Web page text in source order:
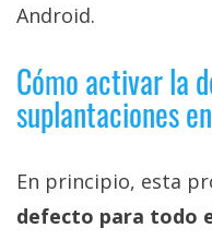
Android.
Cómo activar la
suplantaciones
En principio, esta
defecto para todo